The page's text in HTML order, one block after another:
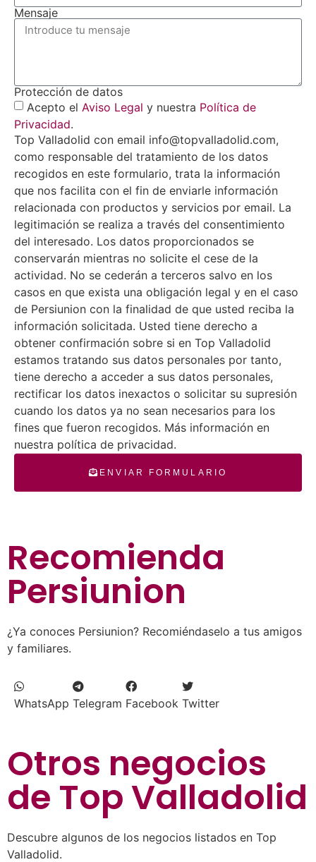
Mensaje
Protección de datos
Acepto el Aviso Legal y nuestra Política de
Privacidad.
Top Valladolid con email info@topvalladolid.com,
como responsable del tratamiento de los datos
recogidos en este formulario, trata la información
que nos facilita con el fin de enviarle información
relacionada con productos y servicios por email. La
legitimación se realiza a través del consentimiento
del interesado. Los datos proporcionados se
conservarán mientras no solicite el cese de la
actividad. No se cederán a terceros salvo en los
casos en que exista una obligación legal y en el caso
de Persiunion con la finalidad de que usted reciba la
información solicitada. Usted tiene derecho a
obtener confirmación sobre si en Top Valladolid
estamos tratando sus datos personales por tanto,
tiene derecho a acceder a sus datos personales,
rectificar los datos inexactos o solicitar su supresión
cuando los datos ya no sean necesarios para los
fines que fueron recogidos. Más información en
nuestra política de privacidad.
ENVIAR FORMULARIO
Recomienda
Persiunion
¿Ya conoces Persiunion? Recomiéndaselo a tus amigos
y familiares.
WhatsApp Telegram Facebook Twitter
Otros negocios
de Top Valladolid
Descubre algunos de los negocios listados en Top
Valladolid.